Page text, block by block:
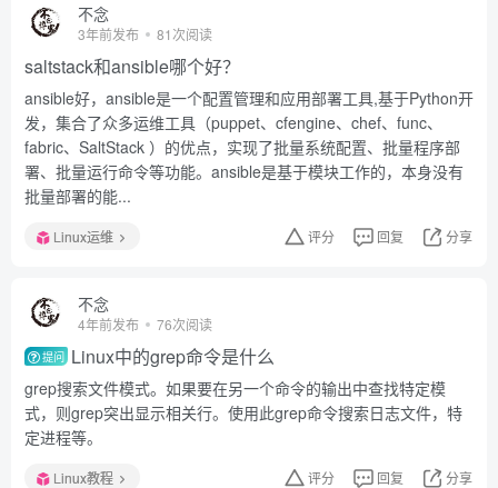
不念
3年前发布 81次阅读
saltstack和ansible哪个好？
ansible好，ansible是一个配置管理和应用部署工具,基于Python开
发，集合了众多运维工具（puppet、cfengine、chef、func、
fabric、SaltStack ）的优点，实现了批量系统配置、批量程序部
署、批量运行命令等功能。ansible是基于模块工作的，本身没有
批量部署的能...
Linux运维 评分 回复 分享
不念
4年前发布 76次阅读
提问 Linux中的grep命令是什么
grep搜索文件模式。如果要在另一个命令的输出中查找特定模
式，则grep突出显示相关行。使用此grep命令搜索日志文件，特
定进程等。
Linux教程 评分 回复 分享